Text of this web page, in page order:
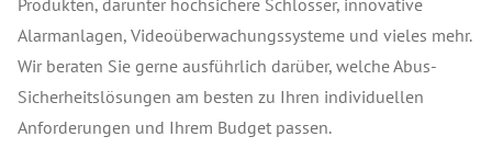
Produkten, darunter hochsichere Schlösser, innovative
Alarmanlagen, Videoüberwachungssysteme und vieles mehr.
Wir beraten Sie gerne ausführlich darüber, welche Abus-
Sicherheitslösungen am besten zu Ihren individuellen
Anforderungen und Ihrem Budget passen.